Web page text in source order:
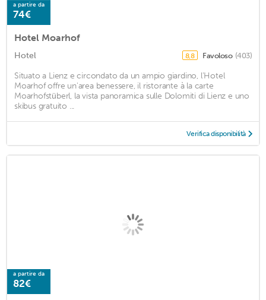
a partire da
74€
Hotel Moarhof
Hotel 8,8 Favoloso (403)
Situato a Lienz e circondato da un ampio giardino, l'Hotel
Moarhof offre un'area benessere, il ristorante à la carte
Moarhofstüberl, la vista panoramica sulle Dolomiti di Lienz e uno
skibus gratuito ...
Verifica disponibilità
a partire da
82€